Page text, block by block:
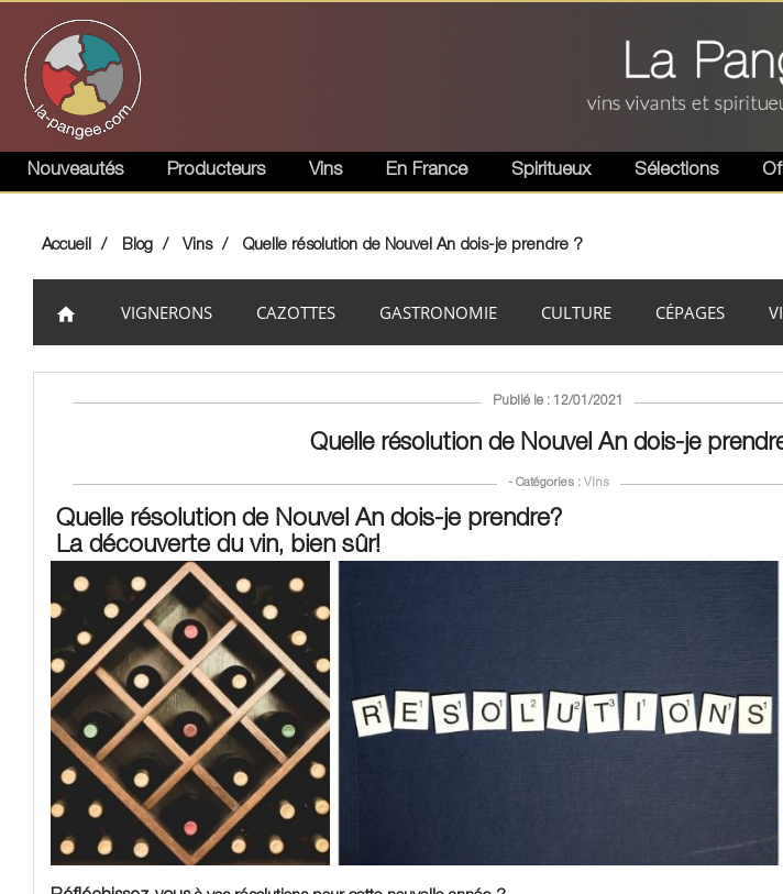
Nouveautés Producteurs Vins En France Spiritueux Sélections
Accueil Blog Vins Quelle résolution de Nouvel An dois-je prendre ?
home VIGNERONS CAZOTTES GASTRONOMIE CULTURE CÉPAGES
Publié le : 12/01/2021
Quelle résolution de Nouvel An dois-je
- Catégories : Vins
Quelle résolution de Nouvel An dois-je prendre?
La découverte du vin, bien sûr!